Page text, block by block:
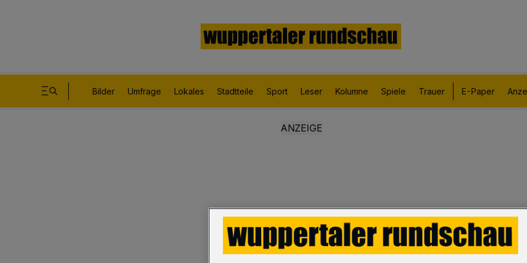
Bilder Umfrage Lokales Stadtteile Sport Leser Kolumne Spiele Trauer E-Paper